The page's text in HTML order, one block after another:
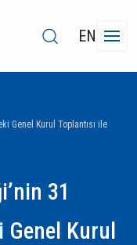
EN
Genel Kurul Toplantısı ile
31
Genel Kurul